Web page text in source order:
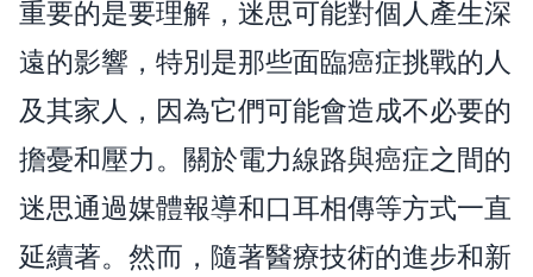
重要的是要理解，迷思可能對個人產生深
遠的影響，特別是那些面臨癌症挑戰的人
及其家人，因為它們可能會造成不必要的
擔憂和壓力。關於電力線路與癌症之間的
迷思通過媒體報導和口耳相傳等方式一直
延續著。然而，隨著醫療技術的進步和新